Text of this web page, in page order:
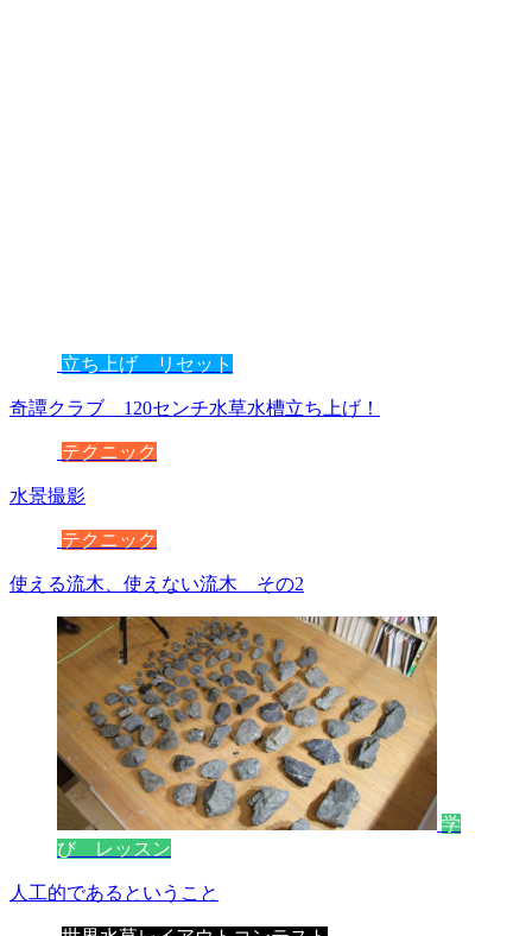
立ち上げ リセット
奇譚クラブ 120センチ水草水槽立ち上げ！
テクニック
水景撮影
テクニック
使える流木、使えない流木 その2
学
び レッスン
人工的であるということ